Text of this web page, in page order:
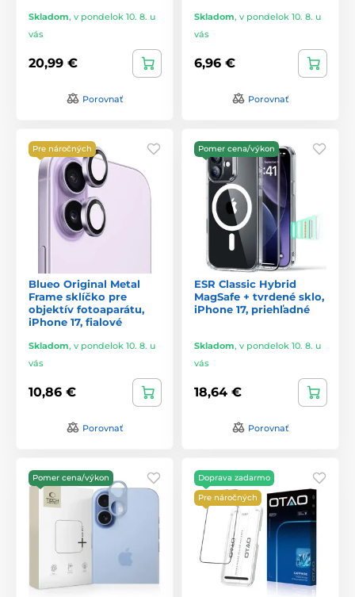
Skladom, v pondelok 10. 8. u
vás
20,99 €
Porovnať
Skladom, v pondelok 10. 8. u
vás
6,96 €
Porovnať
Pre náročných
Blueo Original Metal
Frame sklíčko pre
objektív fotoaparátu,
iPhone 17, fialové
Skladom, v pondelok 10. 8. u
vás
10,86 €
Porovnať
Pomer cena/výkon
ESR Classic Hybrid
MagSafe + tvrdené sklo,
iPhone 17, priehľadné
Skladom, v pondelok 10. 8. u
vás
18,64 €
Porovnať
Pomer cena/výkon
Doprava zadarmo
Pre náročných